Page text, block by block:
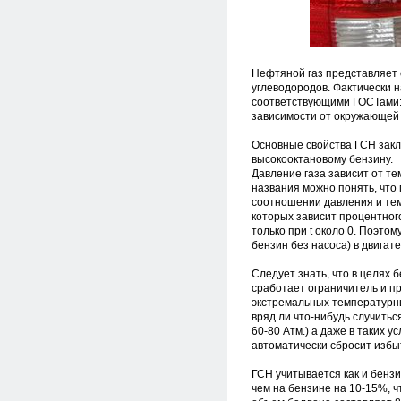
Нефтяной газ
углеводородов. Фактически
соответствующими
зависимости от окружающей
Основные свойства ГСН
высокооктановому бензину.
Давление газа зависит от
названия можно понять,
соотношении давления и
которых зависит
только при t около 0.
бензин без насоса) в
Следует знать, что в целях
сработает ограничитель и
экстремальных
вряд ли что-нибудь
60-80 Атм.) а даже в таких
автоматически сбросит
ГСН учитывается как и
чем на бензине на 10-15%,